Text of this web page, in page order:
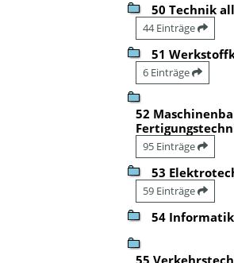
50 Technik
44 Einträge
51
6 Einträge
52
95 Einträge
53
59 Einträge
54 Informatik
55